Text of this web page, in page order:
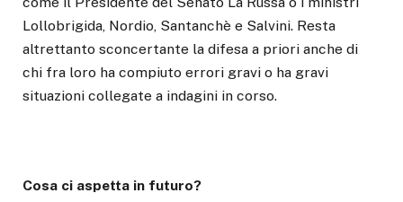
Lollobrigida, Nordio, Santanchè e Salvini. Resta
altrettanto sconcertante la difesa a priori anche di
chi fra loro ha compiuto errori gravi o ha gravi
situazioni collegate a indagini in corso.
Cosa ci aspetta in futuro?